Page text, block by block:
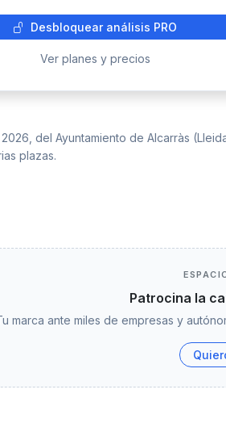
Desbloquear análisis PRO
Ver planes y precios
del Ayuntamiento de Alcarràs
plazas.
Patrocina la
marca ante miles de empresas y